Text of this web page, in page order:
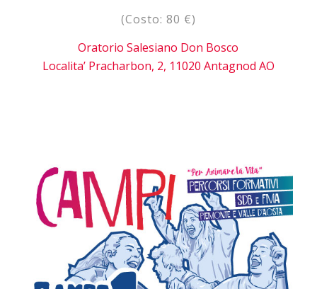
(Costo: 80 €)
Oratorio Salesiano Don Bosco
Localita’ Pracharbon, 2, 11020 Antagnod AO